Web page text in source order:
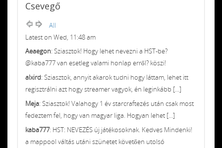
Csevegő
All
Latest on Wed, 11:48 am
Aeaegon: Sziasztok! Hogy lehet nevezni a HST-be?
@kaba777 van esetleg valami honlap erről? köszi!
alxird: Sziasztok, annyit akarok tudni hogy láttam, lehet itt
regisztrálni azt hogy streamer vagyok, én leginkább [...]
Meja: Sziasztok! Valahogy 1 év starcraftezés után csak most
fedeztem fel, hogy van magyar liga. Hogyan lehet [...]
kaba777: HST: NEVEZÉS új játékosoknak. Kedves Mindenki!
a mappool váltás utáni szünetet követően utolsó